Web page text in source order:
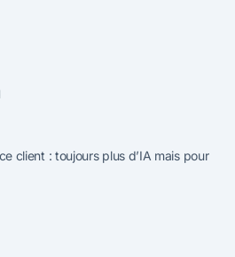
client : toujours plus d’IA mais pour